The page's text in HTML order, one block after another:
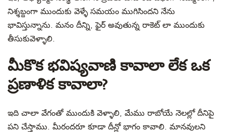
నిశ్శబ్దంగా ముందుకు వెళ్ళేసమయం ముగిసిందని నేను
భావిస్తున్నాను. మనం దీన్ని, ఫైర్‌ అవుతున్న రాకెట్ లా ముందుకు
తీసుకువెళ్ళాలి.
మీకొక భవిష్యవాణి కావాలా లేక ఒక
ప్రణాళిక కావాలా?
ఇది చాలా వేగంతో ముందుకి వెళ్ళాలి, మేము రాబోయే నెలల్లో దీనిపై
పని చేస్తాము. మీరందరూ కూడా దీన్లో భాగం కావాలి. మానవులని